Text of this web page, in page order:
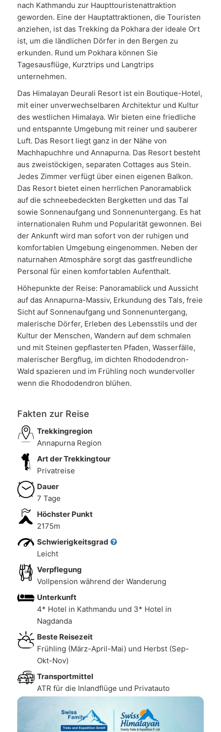
nach Kathmandu zur Haupttouristenattraktion
geworden. Eine der Hauptattraktionen, die Touristen
anziehen, ist das Trekking da Pokhara der ideale Ort
ist, um die ländlichen Dörfer in den Bergen zu
erkunden. Rund um Pokhara können Sie
Tagesausflüge, Kurztrips und Langtrips
unternehmen.
Das Himalayan Deurali Resort ist ein Boutique-Hotel,
mit einer unverwechselbaren Architektur und Kultur
des westlichen Himalaya. Wir bieten eine friedliche
und entspannte Umgebung mit reiner und sauberer
Luft. Das Resort liegt ganz in der Nähe von
Machhapuchhre und Annapurna. Das Resort besteht
aus zweistöckigen, separaten Cottages aus Stein.
Jedes Zimmer verfügt über einen eigenen Balkon.
Das Resort bietet einen herrlichen Panoramablick
auf die schneebedeckten Bergketten und das Tal
sowie Sonnenaufgang und Sonnenuntergang. Es hat
internationalen Ruhm und Popularität gewonnen. Bei
der Ankunft wird man sofort von der ruhigen und
komfortablen Umgebung eingenommen. Neben der
naturnahen Atmosphäre sorgt das gastfreundliche
Personal für einen komfortablen Aufenthalt.
Höhepunkte der Reise: Panoramablick und Aussicht
auf das Annapurna-Massiv, Erkundung des Tals, freie
Sicht auf Sonnenaufgang und Sonnenuntergang,
malerische Dörfer, Erleben des Lebensstils und der
Kultur der Menschen, Wandern auf dem schmalen
und mit Steinen gepflasterten Pfaden, Wasserfälle,
malerischer Bergflug, im dichten Rhododendron-
Wald spazieren und im Frühling noch wundervoller
wenn die Rhododendron blühen.
Fakten zur Reise
Trekkingregion
Annapurna Region
Art der Trekkingtour
Privatreise
Dauer
7 Tage
Höchster Punkt
2175m
Schwierigkeitsgrad
Leicht
Verpflegung
Vollpension während der Wanderung
Unterkunft
4* Hotel in Kathmandu und 3* Hotel in
Nagdanda
Beste Reisezeit
Frühling (März-April-Mai) und Herbst (Sep-
Okt-Nov)
Transportmittel
ATR für die Inlandflüge und Privatauto